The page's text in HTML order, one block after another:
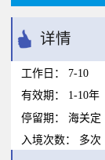
详情
工作日：
7-10
有效期：
1-10年
停留期：
海关定
入境次数：
多次